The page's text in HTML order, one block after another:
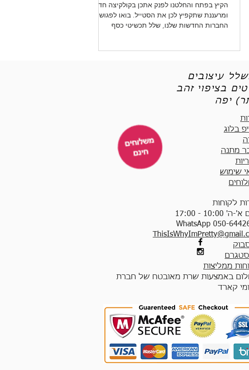
הקיץ בפתח והחלטנו לפנק אתכן בקולקיצה חדשה
ומרעננת שתקפיץ לכן את הסטייל. בואו לפגוש את
החברות החדשות שלנו, שלל תכשיטי כסף
עיצובים
בציפוי זהב
בלוג
מתנה
שימוש
לקוחות
10:00 - 17:00
WhatsApp 050-
ממליצות
באמצעות שרת מאובטח של חברת
קארד